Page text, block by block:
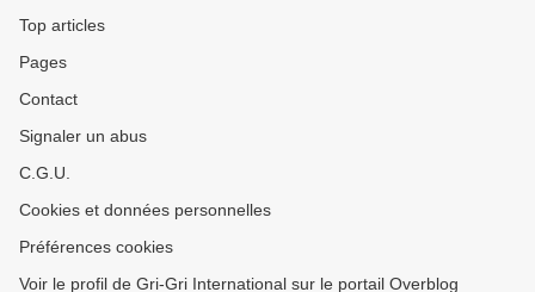
Top articles
Pages
Contact
Signaler un abus
C.G.U.
Cookies et données personnelles
Préférences cookies
Voir le profil de Gri-Gri International sur le portail Overblog